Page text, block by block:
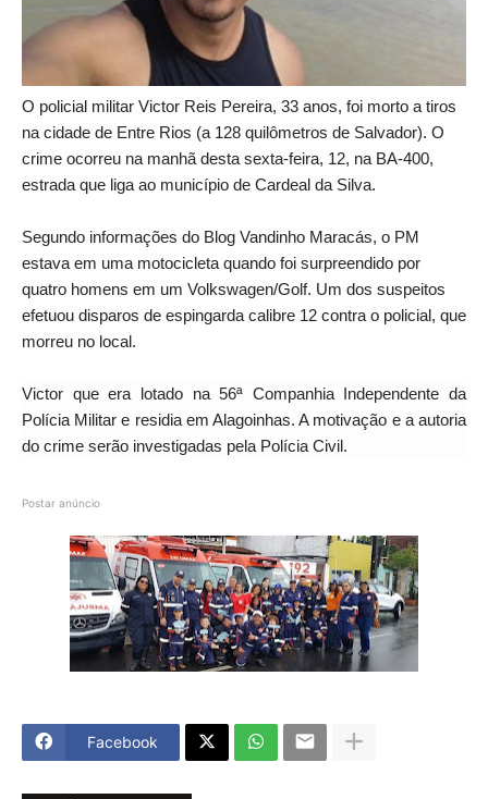
O policial militar Victor Reis Pereira, 33 anos, foi morto a tiros
na cidade de Entre Rios (a 128 quilômetros de Salvador). O
crime ocorreu na manhã desta sexta-feira, 12, na BA-400,
estrada que liga ao município de Cardeal da Silva.
Segundo informações do Blog Vandinho Maracás, o PM
estava em uma motocicleta quando foi surpreendido por
quatro homens em um Volkswagen/Golf. Um dos suspeitos
efetuou disparos de espingarda calibre 12 contra o policial, que
morreu no local.
Victor que era lotado na 56ª Companhia Independente da
Polícia Militar e residia em Alagoinhas. A motivação e a autoria
do crime serão investigadas pela Polícia Civil.
Postar anúncio
Facebook